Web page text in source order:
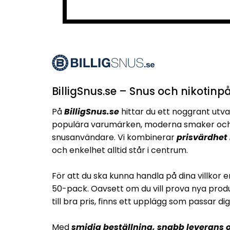
BilligSnus.se – Snus och
PåBilligSnus.sehittar du ett noggrant
populära varumärken, moderna smaker
snusanvändare. Vi kombinerarprisvärdhet
och enkelhet alltid står i centrum.
För att du ska kunna handla på dina villkor
50-pack. Oavsett om du vill prova nya
till bra pris, finns ett upplägg som passar
Medsmidig beställning, snabb leverans